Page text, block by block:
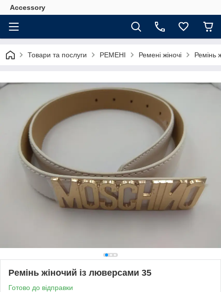
Accessory
Товари та послуги РЕМЕНІ Ремені жіночі Ремінь
Ремінь жіночий із люверсами 35
Готово до відправки